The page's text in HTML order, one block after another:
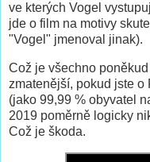
ve kterých Vogel
jde o film na motivy
"Vogel" jmenoval jinak).
Což je všechno
zmatenější, pokud jste
(jako 99,99 % obyvatel
2019 poměrně logicky
Což je škoda.